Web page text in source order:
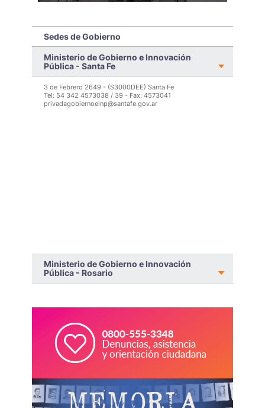
inmueble de 27 departamentos vinculado a una
investigación por estafa inmobiliaria.
LEER MÁS >
Sedes de Gobierno
Ministerio de Gobierno e Innovación
Pública - Santa Fe
3 de Febrero 2649 - (S3000DEE) Santa Fe
Tel: 54 342 4573038 / 39 - Fax: 4573041
privadagobiernoeinp@santafe.gov.ar
Ministerio de Gobierno e Innovación
Pública - Rosario